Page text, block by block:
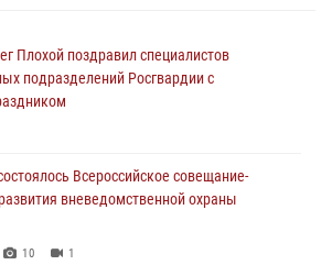
Плохой поздравил специалистов
подразделений Росгвардии с
Всероссийское совещание-
вневедомственной охраны
10 1